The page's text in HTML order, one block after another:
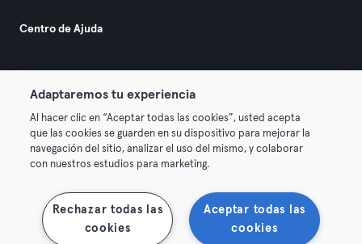
Centro de Ajuda
© 2026 Urban Sports Group GmbH. All rights reserved.
Termos & Condições Privacidade
Rescindir contratos aqui Cancelar contratos aqui
Adaptaremos tu experiencia
Al hacer clic en “Aceptar todas las cookies”, usted acepta
que las cookies se guarden en su dispositivo para mejorar la
navegación del sitio, analizar el uso del mismo, y colaborar
con nuestros estudios para marketing.
Aceptar todas las
cookies
Rechazar todas las
cookies